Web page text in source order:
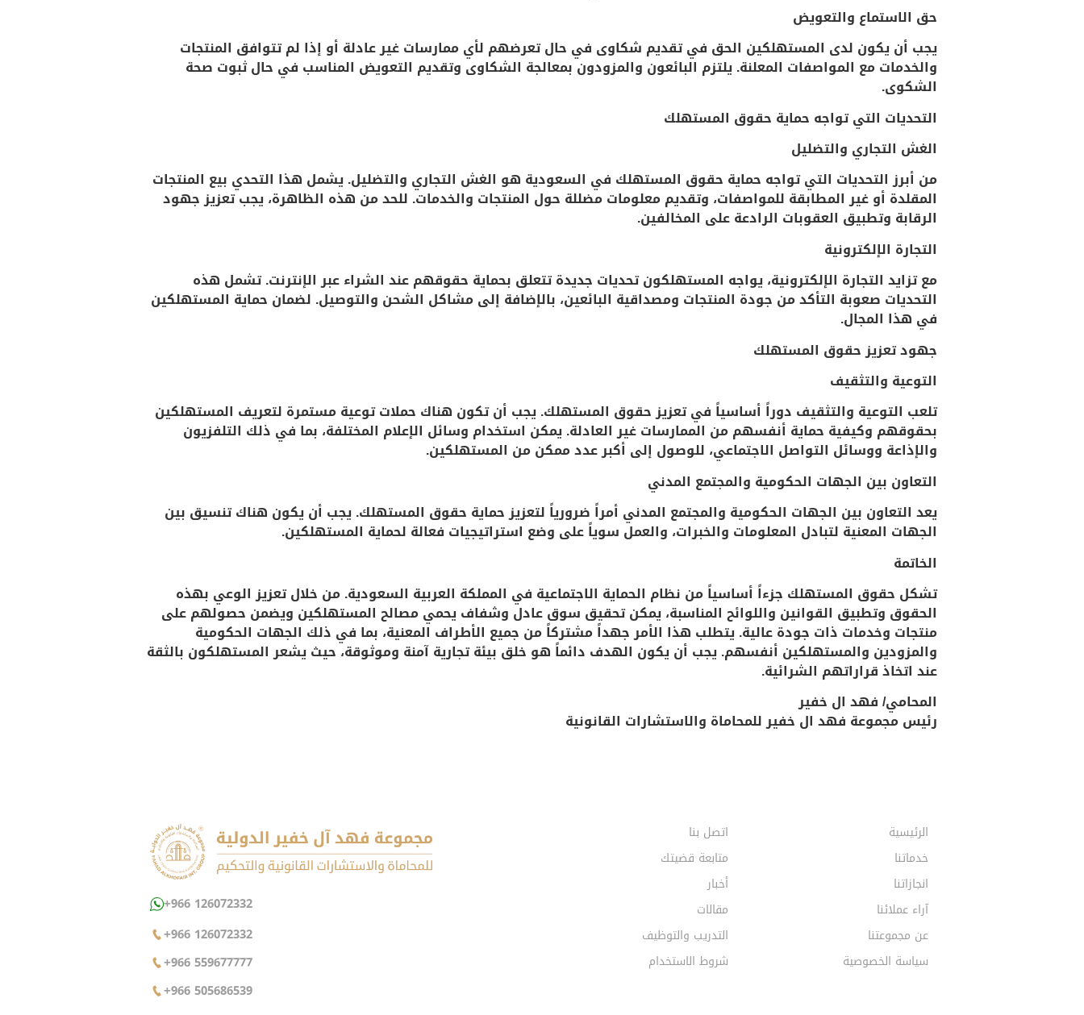
حق الاستماع والتعويض
يجب أن يكون لدى المستهلكين الحق في تقديم شكاوى في حال تعرضهم لأي ممارسات غير عادلة أو إذا لم تتوافق المنتجات
والخدمات مع المواصفات المعلنة. يلتزم البائعون والمزودون بمعالجة الشكاوى وتقديم التعويض المناسب في حال ثبوت صحة
الشكوى.
التحديات التي تواجه حماية حقوق المستهلك
الغش التجاري والتضليل
من أبرز التحديات التي تواجه حماية حقوق المستهلك في السعودية هو الغش التجاري والتضليل. يشمل هذا التحدي بيع المنتجات
المقلدة أو غير المطابقة للمواصفات، وتقديم معلومات مضللة حول المنتجات والخدمات. للحد من هذه الظاهرة، يجب تعزيز جهود
الرقابة وتطبيق العقوبات الرادعة على المخالفين.
التجارة الإلكترونية
مع تزايد التجارة الإلكترونية، يواجه المستهلكون تحديات جديدة تتعلق بحماية حقوقهم عند الشراء عبر الإنترنت. تشمل هذه
التحديات صعوبة التأكد من جودة المنتجات ومصداقية البائعين، بالإضافة إلى مشاكل الشحن والتوصيل. لضمان حماية المستهلكين
في هذا المجال.
جهود تعزيز حقوق المستهلك
التوعية والتثقيف
تلعب التوعية والتثقيف دوراً أساسياً في تعزيز حقوق المستهلك. يجب أن تكون هناك حملات توعية مستمرة لتعريف المستهلكين
بحقوقهم وكيفية حماية أنفسهم من الممارسات غير العادلة. يمكن استخدام وسائل الإعلام المختلفة، بما في ذلك التلفزيون
والإذاعة ووسائل التواصل الاجتماعي، للوصول إلى أكبر عدد ممكن من المستهلكين.
التعاون بين الجهات الحكومية والمجتمع المدني
يعد التعاون بين الجهات الحكومية والمجتمع المدني أمراً ضرورياً لتعزيز حماية حقوق المستهلك. يجب أن يكون هناك تنسيق بين
الجهات المعنية لتبادل المعلومات والخبرات، والعمل سوياً على وضع استراتيجيات فعالة لحماية المستهلكين.
الخاتمة
تشكل حقوق المستهلك جزءاً أساسياً من نظام الحماية الاجتماعية في المملكة العربية السعودية. من خلال تعزيز الوعي بهذه
الحقوق وتطبيق القوانين واللوائح المناسبة، يمكن تحقيق سوق عادل وشفاف يحمي مصالح المستهلكين ويضمن حصولهم على
منتجات وخدمات ذات جودة عالية. يتطلب هذا الأمر جهداً مشتركاً من جميع الأطراف المعنية، بما في ذلك الجهات الحكومية
والمزودين والمستهلكين أنفسهم. يجب أن يكون الهدف دائماً هو خلق بيئة تجارية آمنة وموثوقة، حيث يشعر المستهلكون بالثقة
عند اتخاذ قراراتهم الشرائية.
المحامي/ فهد ال خفير
رئيس مجموعة فهد ال خفير للمحاماة والاستشارات القانونية
الرئيسية
خدماتنا
انجازاتنا
آراء عملائنا
عن مجموعتنا
سياسة الخصوصية
اتصل بنا
متابعة قضيتك
أخبار
مقالات
التدريب والتوظيف
شروط الاستخدام
+966 126072332
+966 126072332
+966 559677777
+966 505686539